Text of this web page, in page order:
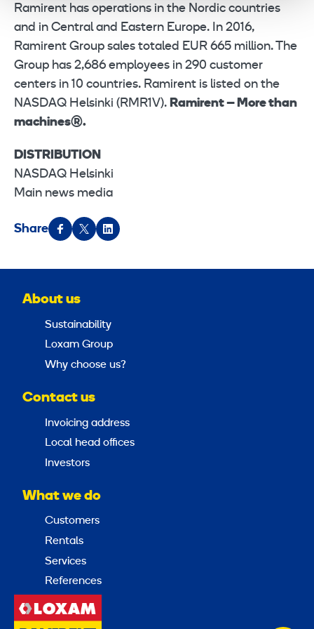
Ramirent has operations in the Nordic countries
and in Central and Eastern Europe. In 2016,
Ramirent Group sales totaled EUR 665 million. The
Group has 2,686 employees in 290 customer
centers in 10 countries. Ramirent is listed on the
NASDAQ Helsinki (RMR1V). Ramirent – More than
machines®.
DISTRIBUTION
NASDAQ Helsinki
Main news media
Share
About us
Sustainability
Loxam Group
Why choose us?
Contact us
Invoicing address
Local head offices
Investors
What we do
Customers
Rentals
Services
References